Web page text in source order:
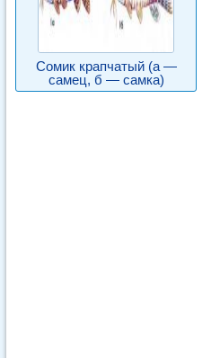
Сомик крапчатый (а —
самец, б — самка)